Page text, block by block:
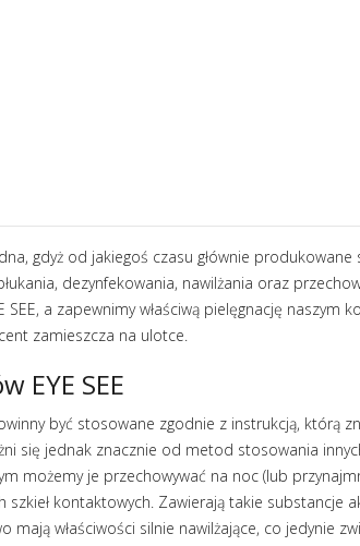
gdyż od jakiegoś czasu głównie
dezynfekowania, nawilżania oraz
SEE, a zapewnimy właściwą pielęgnację
zamieszcza na ulotce.
EYE SEE
być stosowane zgodnie z instrukcją,
się jednak znacznie od metod stosowania
możemy je przechowywać na noc (lub
kontaktowych. Zawierają takie substancje
właściwości silnie nawilżające, co jedynie